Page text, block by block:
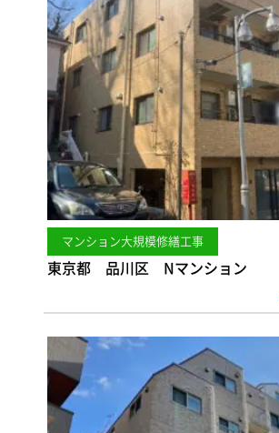
マンション大規模修繕工事
東京都 品川区 Nマンション